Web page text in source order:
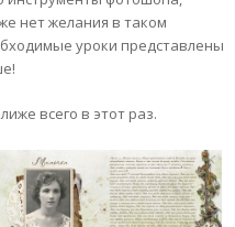
нет желания в таком
уроки представлены
всего в этот раз.